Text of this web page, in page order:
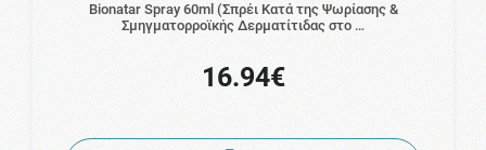
Bionatar Spray 60ml (Σπρέι Κατά της Ψωρίασης &
Σμηγματορροϊκής Δερματίτιδας στο …
16.94€